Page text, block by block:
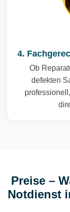
4.
Ob
defekten
Preise –
Notdienst